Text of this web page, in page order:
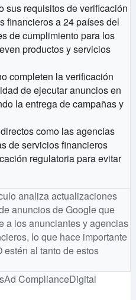
sus requisitos de verificación
financieros a 24 países del
de cumplimiento para los
productos y servicios
completen la verificación
de ejecutar anuncios en
la entrega de campañas y
como las agencias
de servicios financieros
regulatoria para evitar
analiza actualizaciones
anuncios de Google que
a los anunciantes y agencias
lo que hace importante
al tanto de estos
Ad ComplianceDigital